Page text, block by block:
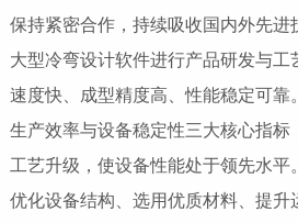
保持紧密合作，持续吸收国内外先进
大型冷弯设计软件进行产品研发与工
速度快、成型精度高、性能稳定可靠
生产效率与设备稳定性三大核心指标
工艺升级，使设备性能处于领先水平
优化设备结构、选用优质材料、提升